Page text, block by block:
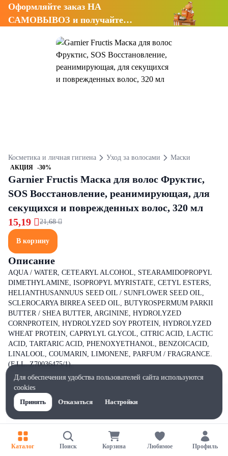
Оформляйте заказ НА
САМОВЫВОЗ и получайте
Косметика и личная гигиена Уход за волосами Маски
АКЦИЯ -30%
Garnier Fructis Маска для волос Фруктис,
SOS Восстановление, реанимирующая, для
секущихся и поврежденных волос, 320 мл
15,19 21,68 
В корзину
Описание
AQUA / WATER, CETEARYL ALCOHOL, STEARAMIDOPROPYL
DIMETHYLAMINE, ISOPROPYL MYRISTATE, CETYL ESTERS,
HELIANTHUSANNUUS SEED OIL / SUNFLOWER SEED OIL,
SCLEROCARYA BIRREA SEED OIL, BUTYROSPERMUM PARKII
BUTTER / SHEA BUTTER, ARGININE, HYDROLYZED
CORNPROTEIN, HYDROLYZED SOY PROTEIN, HYDROLYZED
WHEAT PROTEIN, CAPRYLYL GLYCOL, CITRIC ACID, LACTIC
ACID, TARTARIC ACID, PHENOXYETHANOL, BENZOICACID,
LINALOOL, COUMARIN, LIMONENE, PARFUM / FRAGRANCE.
(F.I.L. Z70036475/1).
Каталог Поиск Корзина Любимое Профиль
Для обеспечения удобства пользователей сайта используются
cookies
Принять
Отказаться Настройки